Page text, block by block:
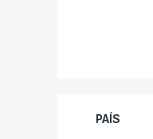
PAÍS